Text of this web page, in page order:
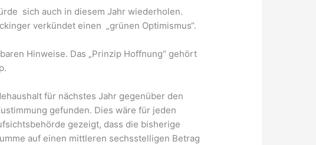
sich auch in diesem Jahr wiederholen.
verkündet einen „grünen Optimismus“.
Hinweise. Das „Prinzip Hoffnung“ gehört
für nächstes Jahr gegenüber den
gefunden. Dies wäre für jeden
gezeigt, dass die bisherige
auf einen mittleren sechsstelligen Betrag